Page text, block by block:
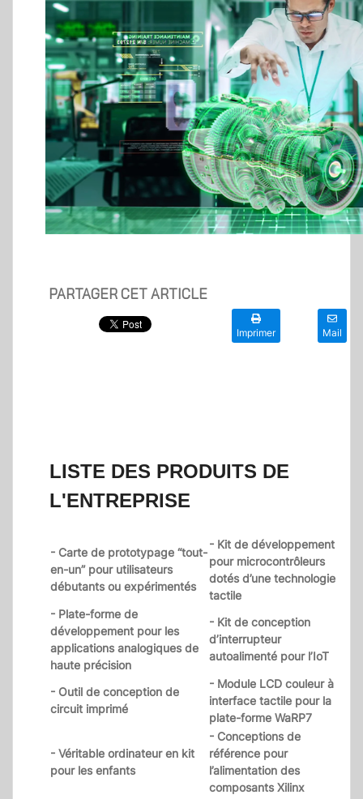
PARTAGER CET ARTICLE
Imprimer Mail
LISTE DES PRODUITS DE
L'ENTREPRISE
- Carte de prototypage “tout-
en-un” pour utilisateurs
débutants ou expérimentés
- Kit de développement
pour microcontrôleurs
dotés d’une technologie
tactile
- Plate-forme de
développement pour les
applications analogiques de
haute précision
- Kit de conception
d’interrupteur
autoalimenté pour l’IoT
- Outil de conception de
circuit imprimé
- Module LCD couleur à
interface tactile pour la
plate-forme WaRP7
- Véritable ordinateur en kit
pour les enfants
- Conceptions de
référence pour
l’alimentation des
composants Xilinx